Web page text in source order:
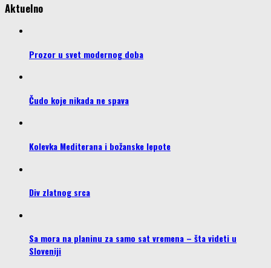
Aktuelno
Prozor u svet modernog doba
Čudo koje nikada ne spava
Kolevka Mediterana i božanske lepote
Div zlatnog srca
Sa mora na planinu za samo sat vremena – šta videti u
Sloveniji